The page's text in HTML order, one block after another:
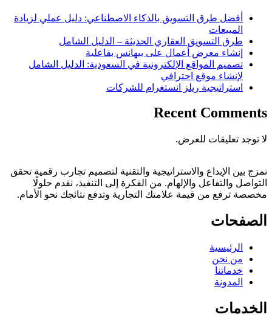
أفضل طرق التسويق بالذكاء الاصطناعي: دليل عملي لزيادة
المبيعات
طرق التسويق العقاري الحديثة – الدليل الشامل
إنشاء معرض أعمال على بيهانس بفاعلية
تصميم المواقع الإلكترونية في السعودية: الدليل الشامل
لإنشاء موقع احترافي
استراتيجية ريلز انستغرام للشركات
Recent Comments
لا توجد تعليقات للعرض.
نمزج بين الإبداع والاستراتيجية والتقنية لتصميم تجارب رقمية تحقق
التواصل والتفاعل والإلهام. من الفكرة إلى التنفيذ، نقدم حلولًا
مخصصة ترفع من قيمة علامتك التجارية وتدفع نتائجك نحو الأمام.
الصفحات
الرئيسية
من نحن
خدماتنا
المدونة
الخدمات